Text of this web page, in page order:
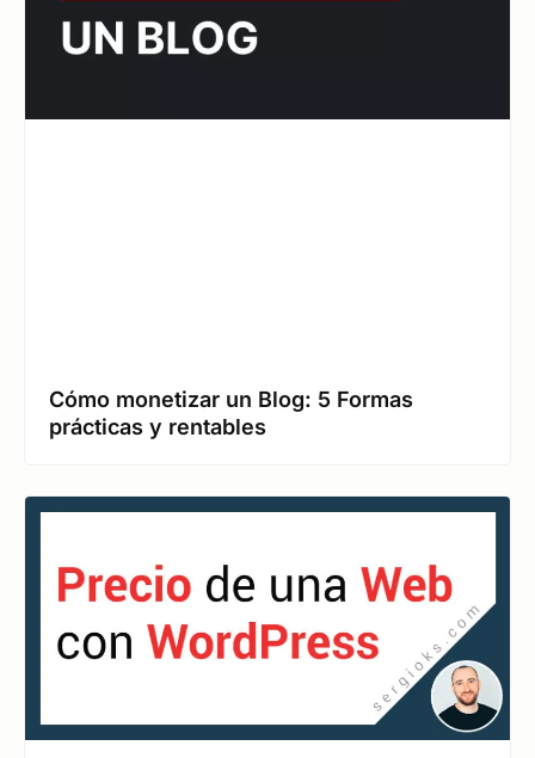
Cómo monetizar un Blog: 5 Formas
prácticas y rentables